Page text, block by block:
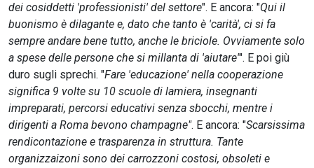
dei cosiddetti 'professionisti' del settore". E ancora: "Qui il
buonismo è dilagante e, dato che tanto è 'carità', ci si fa
sempre andare bene tutto, anche le briciole. Ovviamente solo
a spese delle persone che si millanta di 'aiutare'". E poi giù
duro sugli sprechi. "Fare 'educazione' nella cooperazione
significa 9 volte su 10 scuole di lamiera, insegnanti
impreparati, percorsi educativi senza sbocchi, mentre i
dirigenti a Roma bevono champagne". E ancora: "Scarsissima
rendicontazione e trasparenza in struttura. Tante
organizzaizoni sono dei carrozzoni costosi, obsoleti e